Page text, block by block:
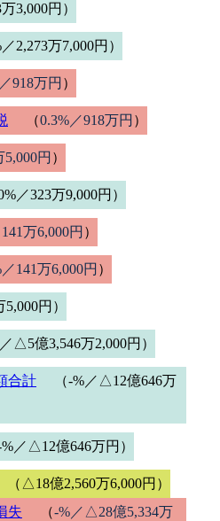
3,000円）
／2,273万7,000円）
918万円 ）
（0.3%／918万円 ）
5,000円 ）
0%／323万9,000円）
万6,000円 ）
141万6,000円 ）
円）
／△5億3,546万2,000円）
合計
（-%／△12億646万
-%／△12億646万円）
（△18億2,560万6,000円）
失
（-%／△28億5,334万